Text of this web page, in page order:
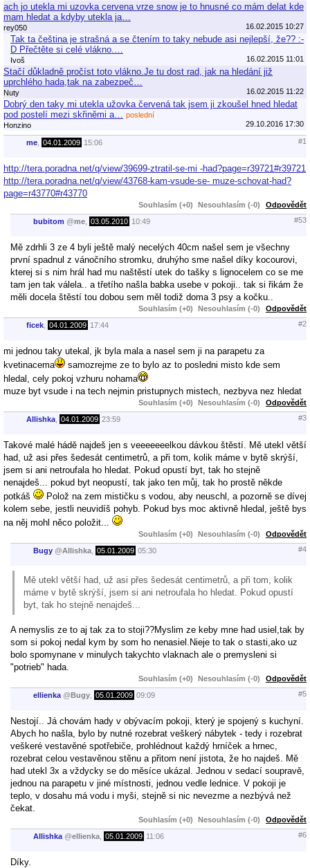
ach jo utekla mi uzovka cervena vrze snow je to hnusné co mám delat kde
mam hledat a kdyby utekla ja…
rey050 16.02.2015 10:27
Tak ta čeština je strašná a se čtením to taky nebude asi nejlepší, že?? :-
D Přečtěte si celé vlákno.…
Ivoš 16.02.2015 11:01
Stačí důkladně pročíst toto vlákno.Je tu dost rad, jak na hledání již
uprchlého hada,tak na zabezpeč…
Nuty 16.02.2015 11:22
Dobrý den taky mi utekla užovka červená tak jsem ji zkoušel hned hledat
pod postelí mezi skřiněmi a…
poslední
Honzino
29.10.2016 17:30
me 04.01.2009 15:06 #1
http://tera.poradna.net/q/view/39699-ztratil-se-mi -had?page=r39721#r39721
http://tera.poradna.net/q/view/43768-kam-vsude-se- muze-schovat-had?
page=r43770#r43770
Souhlasím (+0) Nesouhlasím (-0) Odpovědět
bubitom @me 03.05.2010 10:49 #53
Mě zdrhli 3 ze 4 byli ještě malý necelých 40cm našel sem je všechny
první spadnul z vánočního stromku, druhýho sme našel díky kocourovi,
kterej si s nim hrál had mu naštěstí utek do tašky s lignocelem co se me
tam jen tak válela.. a třetího našla babka usebe v pokoji.. tak si řikám že
měli docela štěstí tou dobou sem měl todiž doma 3 psy a kočku..
Souhlasím (+0) Nesouhlasím (-0) Odpovědět
ficek 04.01.2009 17:44 #2
mi jednou taky utekal, jk byla mala a nasel sem ji na parapetu za
kvetinacema
samozrejme ze to bylo az to posledni misto kde sem
hledal, cely pokoj vzhuru nohama
muze byt vsude i na tech nejmin pristupnych mistech, nezbyva nez hledat
Souhlasím (+0) Nesouhlasím (-0) Odpovědět
Allishka 04.01.2009 23:59 #3
Takové malé hádě najdeš jen s veeeeeeelkou dávkou štěstí. Mě utekl větší
had, už asi přes šedesát centimetrů, a při tom, kolik máme v bytě skrýší,
jsem si ani netroufala ho hledat. Pokud opustí byt, tak ho stejně
nenajdeš... pokud byt neopustí, tak jako ten můj, tak ho prostě někde
potkáš
Polož na zem mističku s vodou, aby neuschl, a pozorně se dívej
kolem sebe, jestli neuvidíš pohyb. Pokud bys moc aktivně hledal, ještě bys
na něj mohl něco položit...
Souhlasím (+0) Nesouhlasím (-0) Odpovědět
Bugy @Allishka 05.01.2009 05:30 #4
Mě utekl větší had, už asi přes šedesát centimetrů, a při tom, kolik
máme v bytě skrýší, jsem si ani netroufala ho hledat. Pokud opustí
byt, tak ho stejně nenajdeš...
A nemyslis ze to aj tak za to stoji??Myslim ze keby mne had usiel,tak by
som si pokoj nedal kym by som ho nenasiel.Nieje to tak o stasti,ako uz
bolo spomynane v minulych takychto vlaknach ale o premysleni si
"potrieb" hada.
Souhlasím (+0) Nesouhlasím (-0) Odpovědět
ellienka @Bugy 05.01.2009 09:09 #5
Nestojí.. Já chovám hady v obývacím pokoji, který je spojený s kuchyní.
Abych ho našla, bylo by nutné rozebrat veškerý nábytek - tedy i rozebrat
veškeré vestavěné spotřebiče, prohlédnout každý hrníček a hrnec,
rozebrat celou vestavěnou stěnu a přitom není jistota, že ho najdeš. Mě
had utekl 3x a vždycky se do měsíce ukázal. Jednou v sedací soupravě,
jednou na parapetu v jiné místnosti, jednou vedle lednice. V pokoji je
teplo, v dosahu má vodu i myši, stejně si nic nevezme a nezbývá než
čekat.
Souhlasím (+0) Nesouhlasím (-0) Odpovědět
Allishka @ellienka 05.01.2009 11:06 #6
Díky.